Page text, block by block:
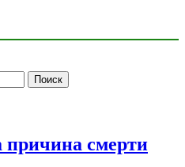
причина смерти